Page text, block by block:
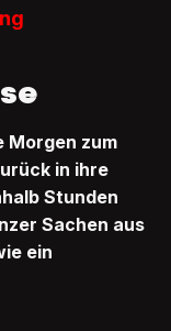
Morgen zum
in ihre
Stunden
Sachen aus
ein